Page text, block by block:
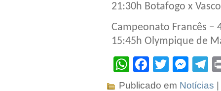
21:30h Botafogo x Vasco
Campeonato Francês –
15:45h Olympique de
WhatsApp
Facebook
Twitter
Publicado em Notícias |